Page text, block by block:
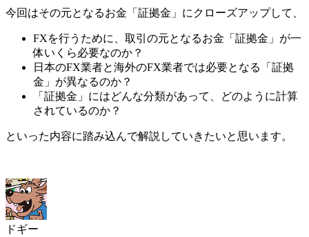
今回はその元となるお金 「証拠金」にクローズアップして、
FXを行うために、取引の元となるお金「証拠金」が一
体いくら必要なのか？
日本のFX業者と海外のFX業者では必要となる「証拠
金」が異なるのか？
「証拠金」にはどんな分類があって、どのように計算
されているのか？
といった内容に踏み込んで解説していきたいと思います。
ドギー